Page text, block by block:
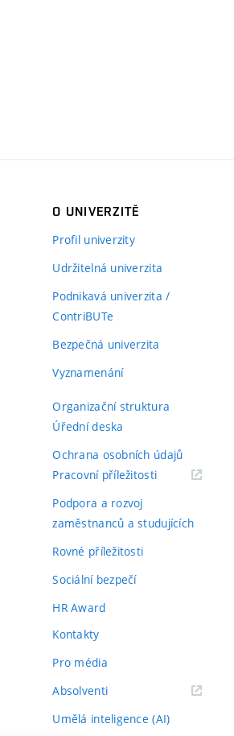
O UNIVERZITĚ
Profil univerzity
Udržitelná univerzita
Podnikavá univerzita /
ContriBUTe
Bezpečná univerzita
Vyznamenání
Organizační struktura
Úřední deska
Ochrana osobních údajů
Pracovní příležitosti(externí
Podpora a rozvoj
zaměstnanců a studujících
Rovné příležitosti
Sociální bezpečí
HR Award
Kontakty
Pro média
Absolventi(externí
Umělá inteligence (AI)